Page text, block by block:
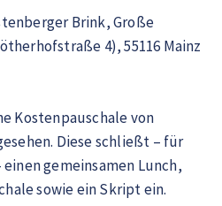
Brink, Große
4), 55116 Mainz
Kostenpauschale von
Diese schließt – für
gemeinsamen Lunch,
sowie ein Skript ein.